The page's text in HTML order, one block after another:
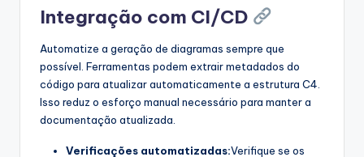
Integração com CI/CD
Automatize a geração de diagramas sempre que
possível. Ferramentas podem extrair metadados do
código para atualizar automaticamente a estrutura C4.
Isso reduz o esforço manual necessário para manter a
documentação atualizada.
Verificações automatizadas:Verifique se os